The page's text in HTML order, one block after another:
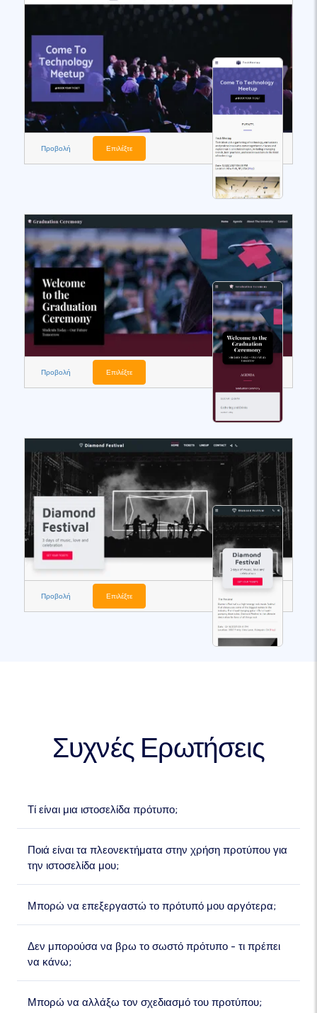
Προβολή Επιλέξτε
Προβολή Επιλέξτε
Προβολή Επιλέξτε
Συχνές Ερωτήσεις
Τί είναι μια ιστοσελίδα πρότυπο;
Ποιά είναι τα πλεονεκτήματα στην χρήση προτύπου για
την ιστοσελίδα μου;
Μπορώ να επεξεργαστώ το πρότυπό μου αργότερα;
Δεν μπορούσα να βρω το σωστό πρότυπο - τι πρέπει
να κάνω;
Μπορώ να αλλάξω τον σχεδιασμό του προτύπου;